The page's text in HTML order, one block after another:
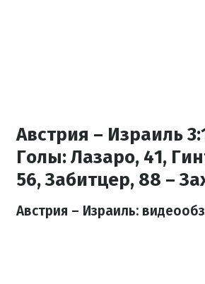
Австрия – Израиль
Голы:Лазаро, 41,
56, Забитцер, 88 –
Австрия – Израиль: